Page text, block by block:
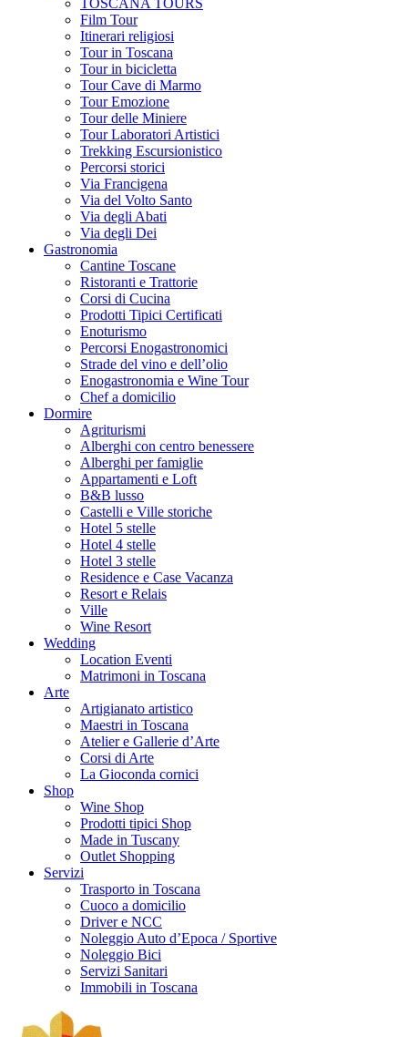
TOSCANA TOURS
Film Tour
Itinerari religiosi
Tour in Toscana
Tour in bicicletta
Tour Cave di Marmo
Tour Emozione
Tour delle Miniere
Tour Laboratori Artistici
Trekking Escursionistico
Percorsi storici
Via Francigena
Via del Volto Santo
Via degli Abati
Via degli Dei
Gastronomia
Cantine Toscane
Ristoranti e Trattorie
Corsi di Cucina
Prodotti Tipici Certificati
Enoturismo
Percorsi Enogastronomici
Strade del vino e dell’olio
Enogastronomia e Wine Tour
Chef a domicilio
Dormire
Agriturismi
Alberghi con centro benessere
Alberghi per famiglie
Appartamenti e Loft
B&B lusso
Castelli e Ville storiche
Hotel 5 stelle
Hotel 4 stelle
Hotel 3 stelle
Residence e Case Vacanza
Resort e Relais
Ville
Wine Resort
Wedding
Location Eventi
Matrimoni in Toscana
Arte
Artigianato artistico
Maestri in Toscana
Atelier e Gallerie d’Arte
Corsi di Arte
La Gioconda cornici
Shop
Wine Shop
Prodotti tipici Shop
Made in Tuscany
Outlet Shopping
Servizi
Trasporto in Toscana
Cuoco a domicilio
Driver e NCC
Noleggio Auto d’Epoca / Sportive
Noleggio Bici
Servizi Sanitari
Immobili in Toscana